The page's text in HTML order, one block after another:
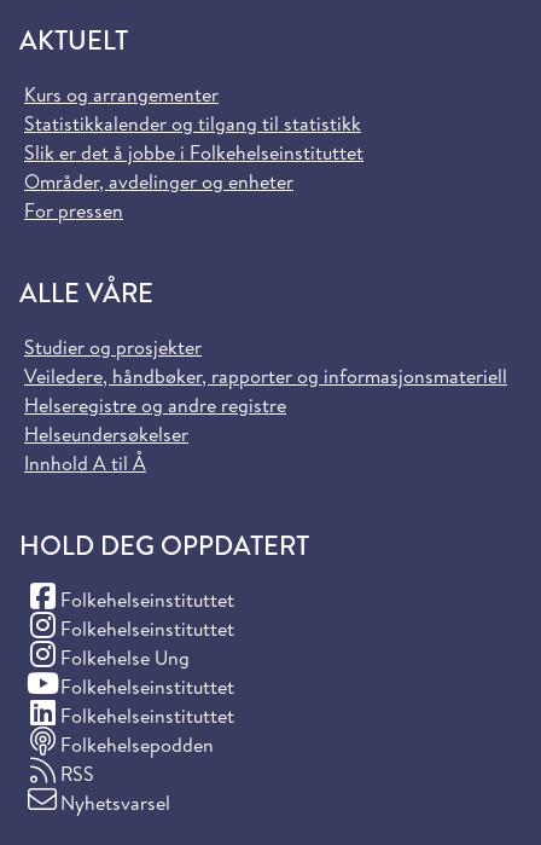
AKTUELT
Kurs og arrangementer
Statistikkalender og tilgang til statistikk
Slik er det å jobbe i Folkehelseinstituttet
Områder, avdelinger og enheter
For pressen
ALLE VÅRE
Studier og prosjekter
Veiledere, håndbøker, rapporter og informasjonsmateriell
Helseregistre og andre registre
Helseundersøkelser
Innhold A til Å
HOLD DEG OPPDATERT
Folkehelseinstituttet
(Facebook)
Folkehelseinstituttet
(Instagram)
Folkehelse Ung
(Instagram)
Folkehelseinstituttet
(YouTube)
Folkehelseinstituttet
(LinkedIn)
Folkehelsepodden
RSS
Nyhetsvarsel